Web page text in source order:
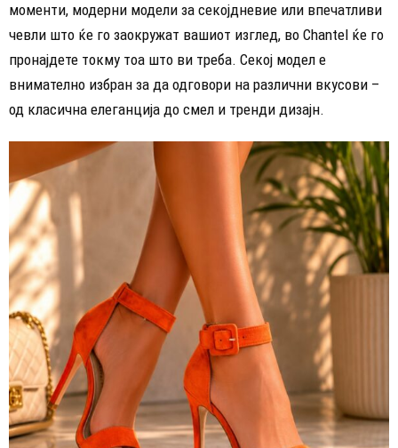
моменти, модерни модели за секојдневие или впечатливи
чевли што ќе го заокружат вашиот изглед, во Chantel ќе го
пронајдете токму тоа што ви треба. Секој модел е
внимателно избран за да одговори на различни вкусови –
од класична елеганција до смел и тренди дизајн.